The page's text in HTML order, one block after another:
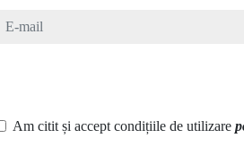
E-mail
Am citit și accept condițiile de utilizare